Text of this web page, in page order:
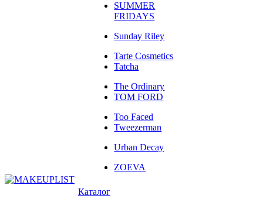
SUMMER
FRIDAYS
Sunday Riley
Tarte Cosmetics
Tatcha
The Ordinary
TOM FORD
Too Faced
Tweezerman
Urban Decay
ZOEVA
Каталог